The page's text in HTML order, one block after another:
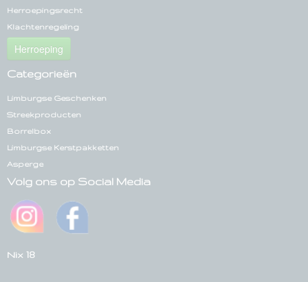
Herroepingsrecht
Klachtenregeling
Herroeping
Categorieën
Limburgse Geschenken
Streekproducten
Borrelbox
Limburgse Kerstpakketten
Asperge
Volg ons op Social Media
Nix 18